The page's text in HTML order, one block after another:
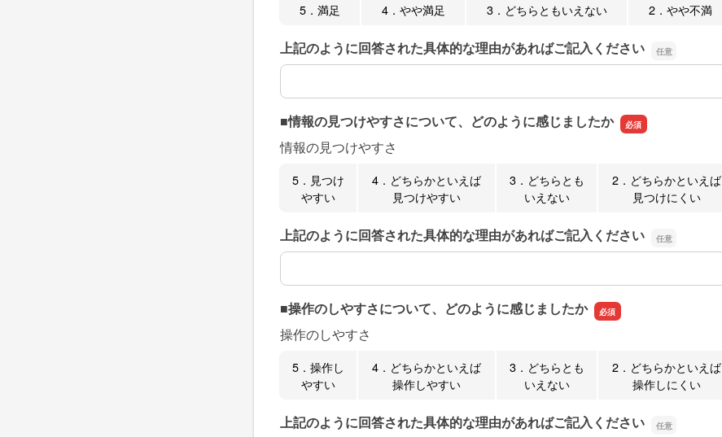
5．満足 4．やや満足 3．どちらともいえない 2．やや不満
上記のように回答された具体的な理由があればご記入ください
上記のように回答された具体的な理由があればご記入ください
■情報の見つけやすさについて、どのように感じましたか
情報の見つけやすさ
5．見つけ
やすい
4．どちらかといえば
見つけやすい
3．どちらとも
いえない
2．どちらかといえば
見つけにくい
上記のように回答された具体的な理由があればご記入ください
上記のように回答された具体的な理由があればご記入ください
■操作のしやすさについて、どのように感じましたか
操作のしやすさ
5．操作し
やすい
4．どちらかといえば
操作しやすい
3．どちらとも
いえない
2．どちらかといえば
操作しにくい
上記のように回答された具体的な理由があればご記入ください